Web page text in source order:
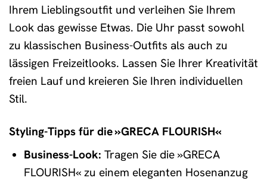
Ihrem Lieblingsoutfit und verleihen Sie Ihrem
Look das gewisse Etwas. Die Uhr passt sowohl
zu klassischen Business-Outfits als auch zu
lässigen Freizeitlooks. Lassen Sie Ihrer Kreativität
freien Lauf und kreieren Sie Ihren individuellen
Stil.
Styling-Tipps für die »GRECA FLOURISH«
Business-Look: Tragen Sie die »GRECA
FLOURISH« zu einem eleganten Hosenanzug